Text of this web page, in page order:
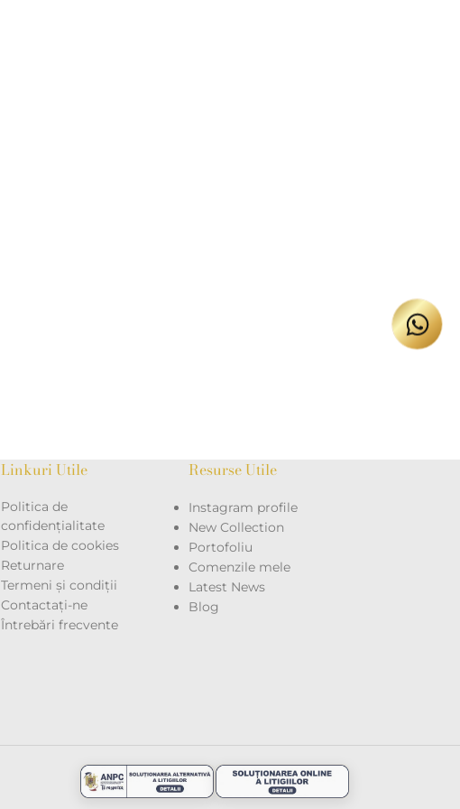
Linkuri Utile
Politica de
confidențialitate
Politica de cookies
Returnare
Termeni și condiții
Contactaţi-ne
Întrebări frecvente
Resurse Utile
Instagram profile
New Collection
Portofoliu
Comenzile mele
Latest News
Blog